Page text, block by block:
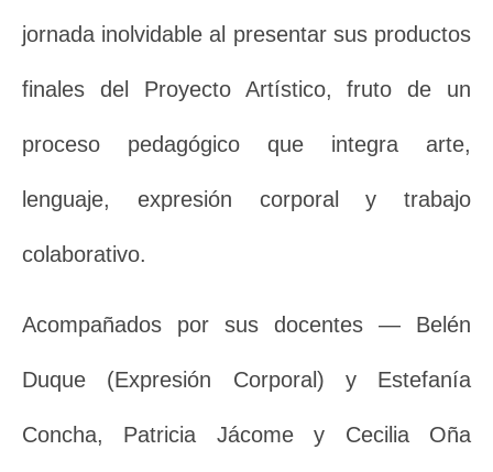
jornada inolvidable al presentar sus productos
finales del Proyecto Artístico, fruto de un
proceso pedagógico que integra arte,
lenguaje, expresión corporal y trabajo
colaborativo.
Acompañados por sus docentes — Belén
Duque (Expresión Corporal) y Estefanía
Concha, Patricia Jácome y Cecilia Oña